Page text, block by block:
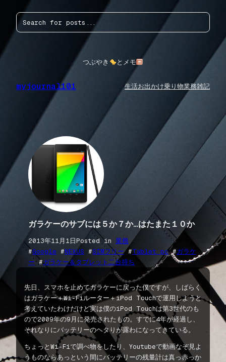
ス
キ
検
索
つぶやき とメモ
myjournal101 生活お出かけ乗り物業務雑記
ガラケーのサブには５か７か…はたまた１０か
2013年11月1日 Posted in 業務
#Google #NEXUS #SIMフリー #Tablet pc #ガラケ
ー #ガラケー＆タブレット二台持ち
先日、スマホを止めてガラケーに戻った僕ですが、しばらく
はガラケー＋Wi-Fiルーター＋iPod Touchで運用しようと
考えていたわけだけど実は僕のiPod Touchは第3世代のも
ので2009年の9月に発売されたもの。すでに4年が経過し、
それなりにバッテリーのヘタりが露わになってきている。
ちょっとWi-Fiで調べ物をしたり、Youtubeで動画なぞ見よ
うものならあっという間にバッテリーの残量計は真っ赤っか